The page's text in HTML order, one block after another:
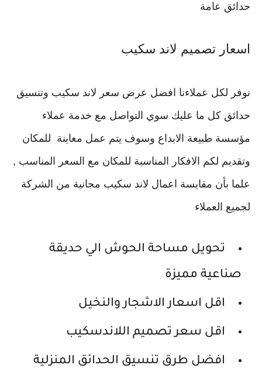
حدائق عامة
اسعار تصميم لاند سكيب
نوفر لكل عملاءنا افضل عرض سعر لاند سكيب وتنسيق
حدائق كل ما عليك سوي التواصل مع خدمة عملاء
مؤسسة طبيعة الابداع وسوف يتم عمل معاينة للمكان
وتقديم لكم الافكار المناسبة للمكان مع السعر المناسب ,
علما بأن مقايسة اعمال لاند سكيب مجانية من الشركة
لجميع العملاء
تحويل مساحة الحوش الي حديقة
صناعية مميزة
اقل اسعار الاشجار والنخيل
اقل سعر تصميم اللاندسكيب
افضل طرق تنسيق الحدائق المنزلية